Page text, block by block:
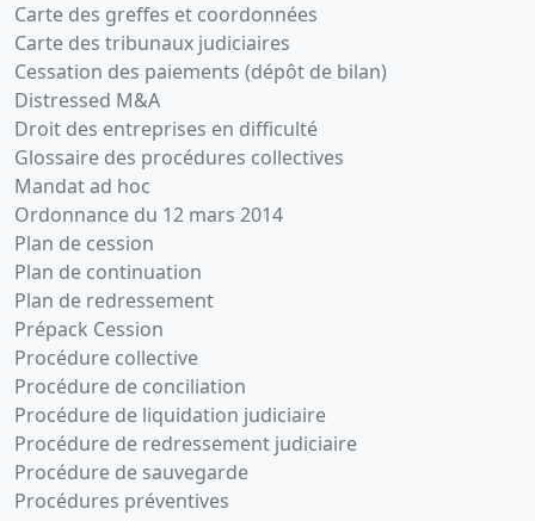
Carte des greffes et coordonnées
Carte des tribunaux judiciaires
Cessation des paiements (dépôt de bilan)
Distressed M&A
Droit des entreprises en difficulté
Glossaire des procédures collectives
Mandat ad hoc
Ordonnance du 12 mars 2014
Plan de cession
Plan de continuation
Plan de redressement
Prépack Cession
Procédure collective
Procédure de conciliation
Procédure de liquidation judiciaire
Procédure de redressement judiciaire
Procédure de sauvegarde
Procédures préventives